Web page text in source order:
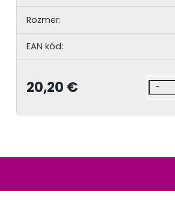
Rozmer:
EAN kód:
20,20 € -